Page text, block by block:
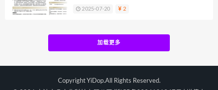
全球神经药物类市场规模达上千亿美元，脑机接
口技术在神经药物替代方面具有潜力。此外脑机
国，我们认为，我国乘用车出口量快速增长是国
场未来 6 年汽车销量 CAGR 为 4.0%，仍有超过
1000 万辆汽车的增量空间。我们认为，中国乘
用车出海未来增长空间在于市场继续拓展和新能
2025-07-20 2
加载更多
Copyright YiDop.All Rights Reserved.